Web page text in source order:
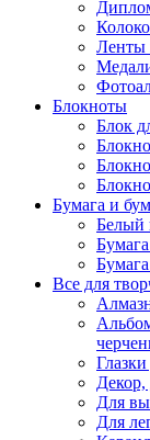
Ленты
Блокноты
Блок
Бумага и
Белый
Все для
Глазки
Декор,
Для
Для